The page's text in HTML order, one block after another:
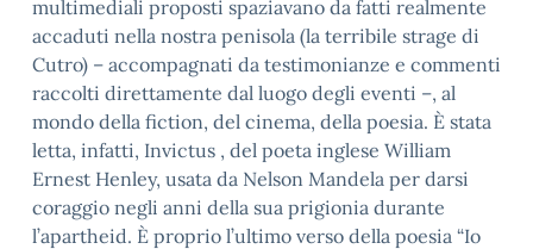
multimediali proposti spaziavano da fatti realmente
accaduti nella nostra penisola (la terribile strage di
Cutro) ­­– accompagnati da testimonianze e commenti
raccolti direttamente dal luogo degli eventi –, al
mondo della fiction, del cinema, della poesia. È stata
letta, infatti, Invictus , del poeta inglese William
Ernest Henley, usata da Nelson Mandela per darsi
coraggio negli anni della sua prigionia durante
l’apartheid. È proprio l’ultimo verso della poesia “Io